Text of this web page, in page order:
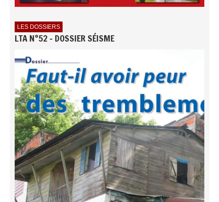
LES DOSSIERS
LTA N°52 - DOSSIER SÉISME